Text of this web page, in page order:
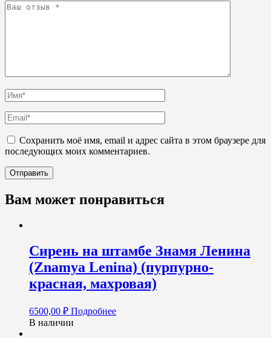
Сохранить моё имя, email и адрес сайта в этом браузере для
последующих моих комментариев.
Вам может понравиться
Сирень на штамбе Знамя Ленина
(Znamya Lenina) (пурпурно-
красная, махровая)
6500,00 ₽ Подробнее
В наличии